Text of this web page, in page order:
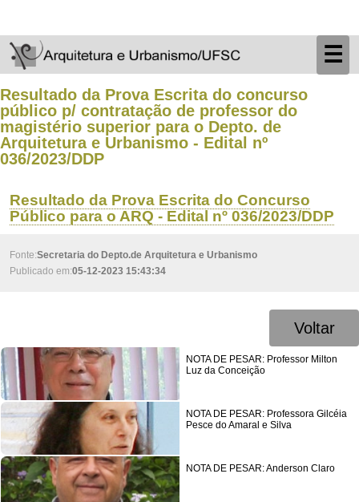
☰
Resultado da Prova Escrita do concurso
público p/ contratação de professor do
magistério superior para o Depto. de
Arquitetura e Urbanismo - Edital nº
036/2023/DDP
Resultado da Prova Escrita do Concurso
Público para o ARQ - Edital nº 036/2023/DDP
Fonte:Secretaria do Depto.de Arquitetura e Urbanismo
Publicado em:05-12-2023 15:43:34
Voltar
NOTA DE PESAR: Professor Milton
Luz da Conceição
NOTA DE PESAR: Professora Gilcéia
Pesce do Amaral e Silva
NOTA DE PESAR: Anderson Claro